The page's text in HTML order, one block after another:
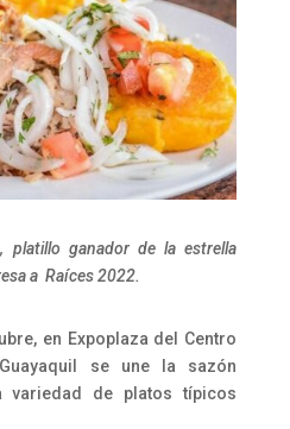
platillo ganador de la estrella
a Raíces 2022.
en Expoplaza del Centro
se une la sazón
variedad de platos típicos